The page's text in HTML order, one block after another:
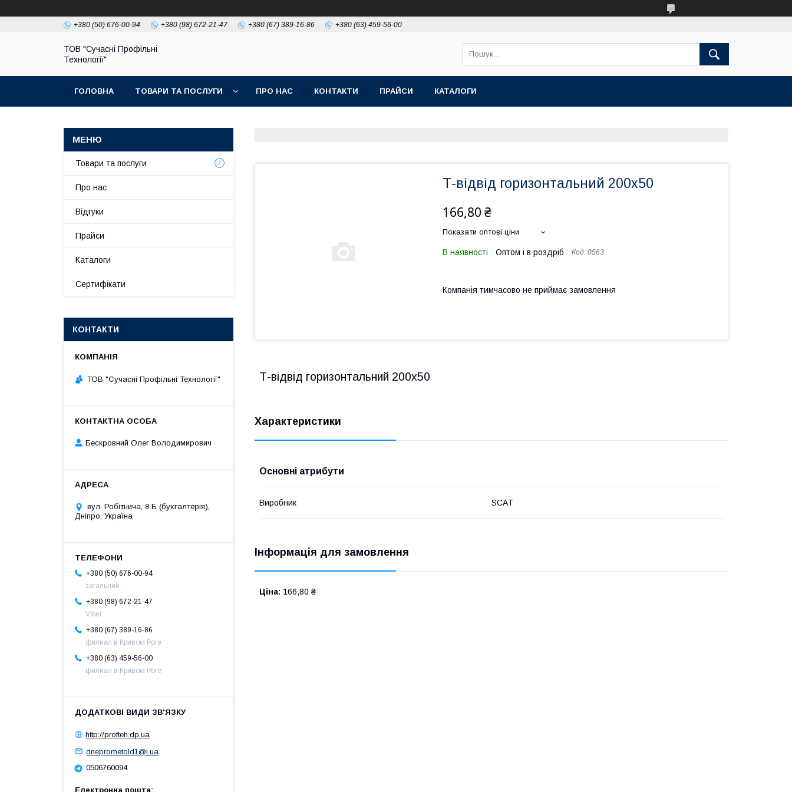
+380 (50) 676-00-94 +380 (98) 672-21-47 +380 (67) 389-16-86 +380 (63) 459-56-00
ТОВ "Сучасні Профільні
Технології"
ГОЛОВНА ТОВАРИ ТА ПОСЛУГИ ПРО НАС КОНТАКТИ ПРАЙСИ КАТАЛОГИ
Т-відвід горизонтальний 200х50
166,80 ₴
Показати оптові ціни
В наявності Оптом і в роздріб Код: 0563
Компанія тимчасово не приймає замовлення
Т-відвід горизонтальний 200х50
Характеристики
Основні атрибути
Виробник SCAT
Інформація для замовлення
Ціна: 166,80 ₴
Товари та послуги
Про нас
Відгуки
Прайси
Каталоги
Сертифікати
КОНТАКТИ
ТОВ "Сучасні Профільні Технології"
Бескровний Олег Володимирович
вул. Робітнича, 8 Б (бухгалтерія),
Дніпро, Україна
+380 (50) 676-00-94
загальний
+380 (98) 672-21-47
Viber
+380 (67) 389-16-86
филиал в Кривом Роге
+380 (63) 459-56-00
филиал в Кривом Роге
http://profteh.dp.ua
dneprometold1@i.ua
0506760094
Електронна пошта